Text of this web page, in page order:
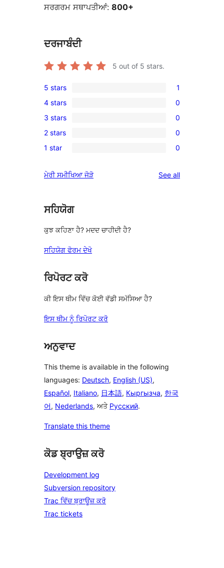
ਸਰਗਰਮ ਸਥਾਪਤੀਆਂ: 800+
ਦਰਜਾਬੰਦੀ
5 out of 5 stars.
1
5-
star
review
5 stars 1
0
4-
star
reviews
4 stars 0
0
3-
star
3 stars 0
0
2-
reviews
2 stars 0
0
star
1 star 0
ਮੇਰੀ ਸਮੀਖਿਆ ਜੋੜੋ See allreviews
ਸਹਿਯੋਗ
ਕੁਝ ਕਹਿਣਾ ਹੈ? ਮਦਦ ਚਾਹੀਦੀ ਹੈ?
ਸਹਿਯੋਗ ਫੋਰਮ ਦੇਖੋ
ਰਿਪੋਰਟ ਕਰੋ
ਕੀ ਇਸ ਥੀਮ ਵਿੱਚ ਕੋਈ ਵੱਡੀ ਸਮੱਸਿਆ ਹੈ?
ਇਸ ਥੀਮ ਨੂੰ ਰਿਪੋਰਟ ਕਰੋ
ਅਨੁਵਾਦ
This theme is available in the following
languages: Deutsch, English (US),
Español, Italiano, 日本語, Кыргызча, 한국
어, Nederlands, ਅਤੇ Русский.
Translate this theme
ਕੋਡ ਬ੍ਰਾਉਜ਼ ਕਰੋ
Development log
Subversion repository
Trac ਵਿੱਚ ਬ੍ਰਾਊਜ਼ ਕਰੋ
Trac tickets